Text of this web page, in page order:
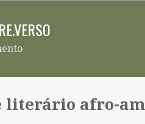
literário afro-